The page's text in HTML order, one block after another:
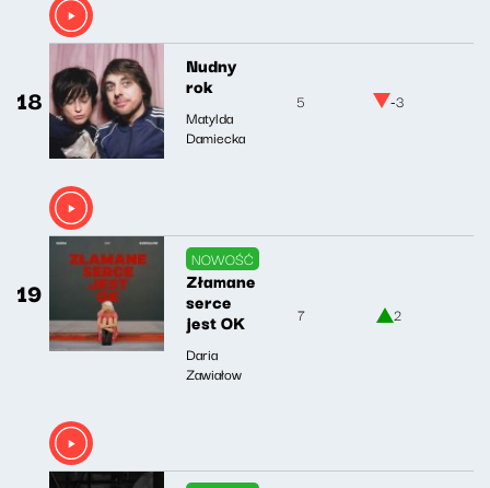
18
Nudny
rok
Matylda
Damiecka
5 -3
19
NOWOŚĆ
Złamane
serce
jest OK
Daria
Zawiałow
7 2